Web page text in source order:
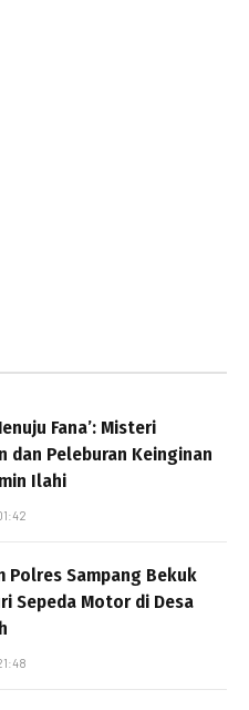
Fana’: Misteri
dan Peleburan Keinginan
Ilahi
Polres Sampang Bekuk
Sepeda Motor di Desa